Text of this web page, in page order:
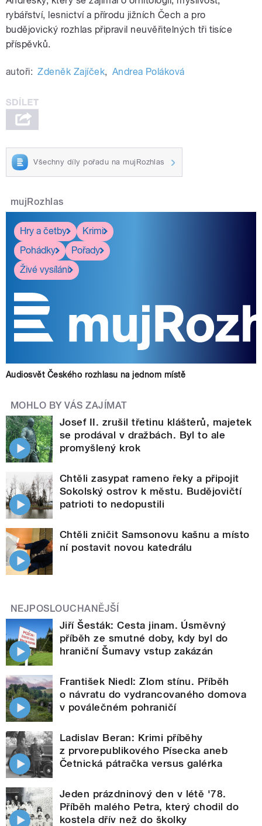
rybářství, lesnictví a přírodu jižních Čech a pro
budějovický rozhlas připravil neuvěřitelných tři tisíce
příspěvků.
autoři: Zdeněk Zajíček, Andrea Poláková
Všechny díly pořadu na mujRozhlas
mujRozhlas
Hry a četby
Krimi
Pohádky
Pořady
Živé vysílání
Audiosvět Českého rozhlasu na jednom místě
MOHLO BY VÁS ZAJÍMAT
Josef II. zrušil třetinu klášterů, majetek
se prodával v dražbách. Byl to ale
promyšlený krok
Chtěli zasypat rameno řeky a připojit
Sokolský ostrov k městu. Budějovičtí
patrioti to nedopustili
Chtěli zničit Samsonovu kašnu a místo
ní postavit novou katedrálu
NEJPOSLOUCHANĚJŠÍ
Jiří Šesták: Cesta jinam. Úsměvný
příběh ze smutné doby, kdy byl do
hraniční Šumavy vstup zakázán
František Niedl: Zlom stínu. Příběh
o návratu do vydrancovaného domova
v poválečném pohraničí
Ladislav Beran: Krimi příběhy
z prvorepublikového Písecka aneb
Četnická pátračka versus galérka
Jeden prázdninový den v létě '78.
Příběh malého Petra, který chodil do
kostela dřív než do školky